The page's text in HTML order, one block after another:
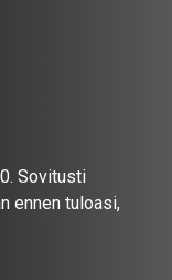
Sovitusti
ennen tuloasi,